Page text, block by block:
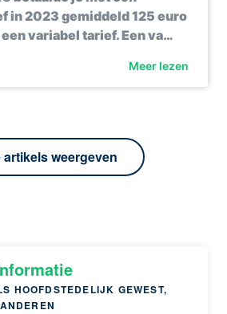
in 2023 gemiddeld 125 euro
variabel tarief. Een va…
Meer lezen
artikels weergeven
HOOFDSTEDELIJK GEWEST,